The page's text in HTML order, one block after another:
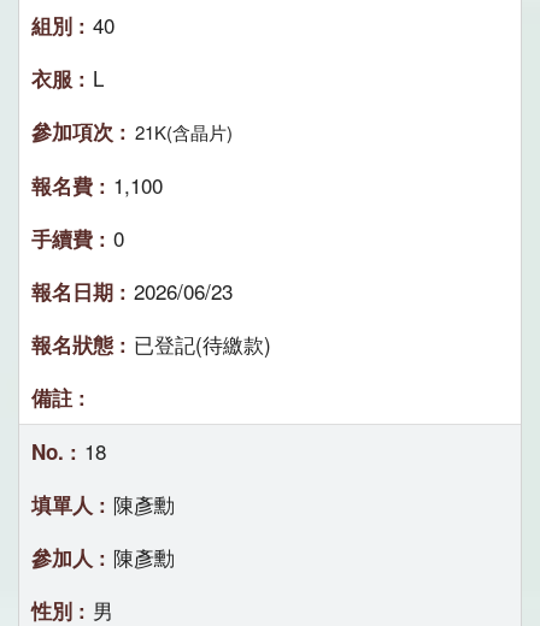
40
L
21K(含晶片)
1,100
0
2026/06/23
已登記(待繳款)
18
陳彥勳
陳彥勳
男